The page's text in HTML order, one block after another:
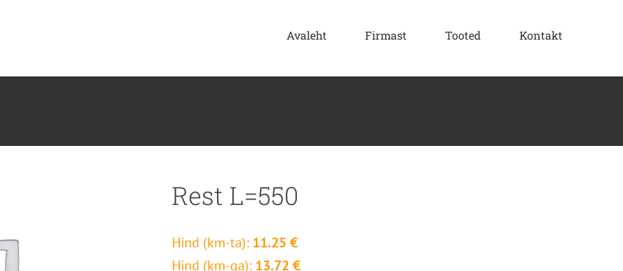
Avaleht Firmast Tooted Kontakt
Rest L=550
Hind (km-ta): 11.25 €
Hind (km-ga): 13.72 €